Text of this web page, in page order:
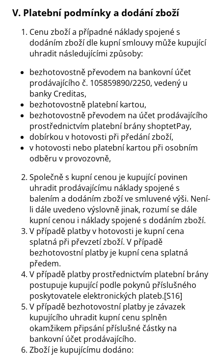
V. Platební podmínky a dodání zboží
Cenu zboží a případné náklady spojené s
dodáním zboží dle kupní smlouvy může kupující
uhradit následujícími způsoby:
bezhotovostně převodem na bankovní účet
prodávajícího č. 105859890/2250, vedený u
banky Creditas,
bezhotovostně platební kartou,
bezhotovostně převodem na účet prodávajícího
prostřednictvím platební brány shoptetPay,
dobírkou v hotovosti při předání zboží,
v hotovosti nebo platební kartou při osobním
odběru v provozovně,
Společně s kupní cenou je kupující povinen
uhradit prodávajícímu náklady spojené s
balením a dodáním zboží ve smluvené výši. Není-
li dále uvedeno výslovně jinak, rozumí se dále
kupní cenou i náklady spojené s dodáním zboží.
V případě platby v hotovosti je kupní cena
splatná při převzetí zboží. V případě
bezhotovostní platby je kupní cena splatná
předem.
V případě platby prostřednictvím platební brány
postupuje kupující podle pokynů příslušného
poskytovatele elektronických plateb.[S16]
V případě bezhotovostní platby je závazek
kupujícího uhradit kupní cenu splněn
okamžikem připsání příslušné částky na
bankovní účet prodávajícího.
Zboží je kupujícímu dodáno: